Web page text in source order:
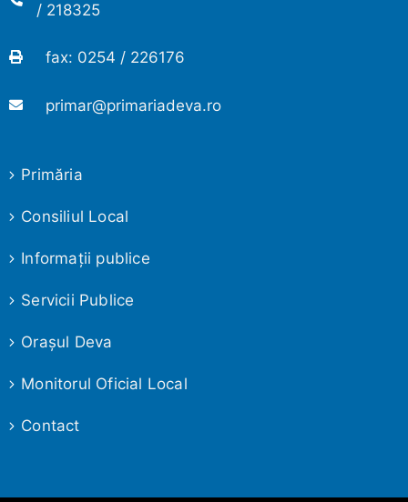
/ 218325
fax: 0254 / 226176
primar@primariadeva.ro
Primăria
Consiliul Local
Informaţii publice
Servicii Publice
Oraşul Deva
Monitorul Oficial Local
Contact